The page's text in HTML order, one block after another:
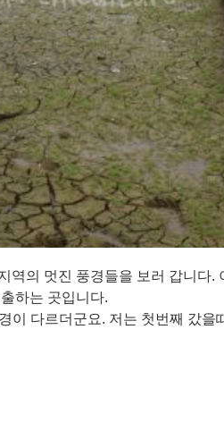
의 멋진 풍경들을 보러 갑니다
하는 곳입니다.
다르더군요. 저는 첫번째 갔